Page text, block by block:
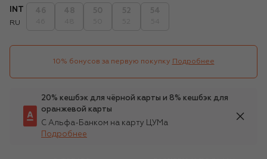
INT
RU
10% бонусов за первую покупку Подробнее
20% кешбэк для чёрной карты и 8% кешбэк для
оранжевой карты
С Альфа-Банком на карту ЦУМа
Подробнее